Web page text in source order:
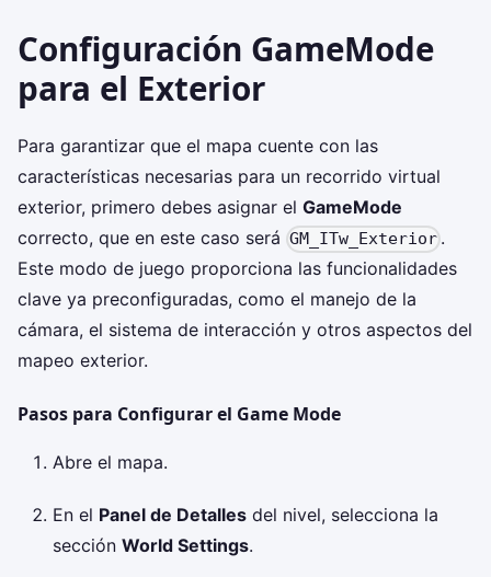
Configuración GameMode
para el Exterior
Para garantizar que el mapa cuente con las
características necesarias para un recorrido virtual
exterior, primero debes asignar el GameMode
correcto, que en este caso será GM_ITw_Exterior .
Este modo de juego proporciona las funcionalidades
clave ya preconfiguradas, como el manejo de la
cámara, el sistema de interacción y otros aspectos del
mapeo exterior.
Pasos para Configurar el Game Mode
Abre el mapa.
En el Panel de Detalles del nivel, selecciona la
sección World Settings.